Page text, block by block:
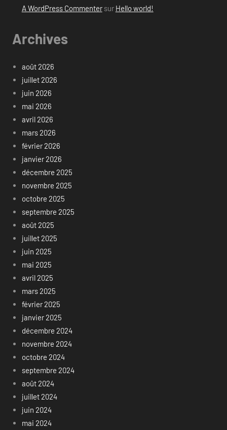
A WordPress Commentersur Hello world!
Archives
août 2026
juillet 2026
juin 2026
mai 2026
avril 2026
mars 2026
février 2026
janvier 2026
décembre 2025
novembre 2025
octobre 2025
septembre 2025
août 2025
juillet 2025
juin 2025
mai 2025
avril 2025
mars 2025
février 2025
janvier 2025
décembre 2024
novembre 2024
octobre 2024
septembre 2024
août 2024
juillet 2024
juin 2024
mai 2024